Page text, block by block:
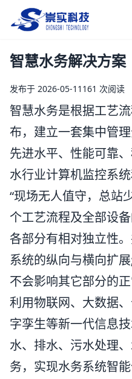
崇实科技
智慧水务解决方案
发布于 2026-05-11 161 次阅读
智慧水务是根据工艺
布，建立一套集中管
先进水平、性能可靠
水行业计算机监控系
“现场无人值守，总站
个工艺流程及全部设
各部分有相对独立性
系统的纵向与横向扩
不会影响其它部分的正
利用物联网、大数据
字孪生等新一代信息
水、排水、污水处理
务，实现水务系统智